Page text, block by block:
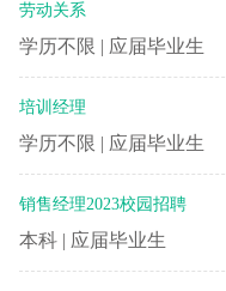
劳动关系
学历不限 | 应届毕业生
培训经理
学历不限 | 应届毕业生
销售经理2023校园招聘
本科 | 应届毕业生